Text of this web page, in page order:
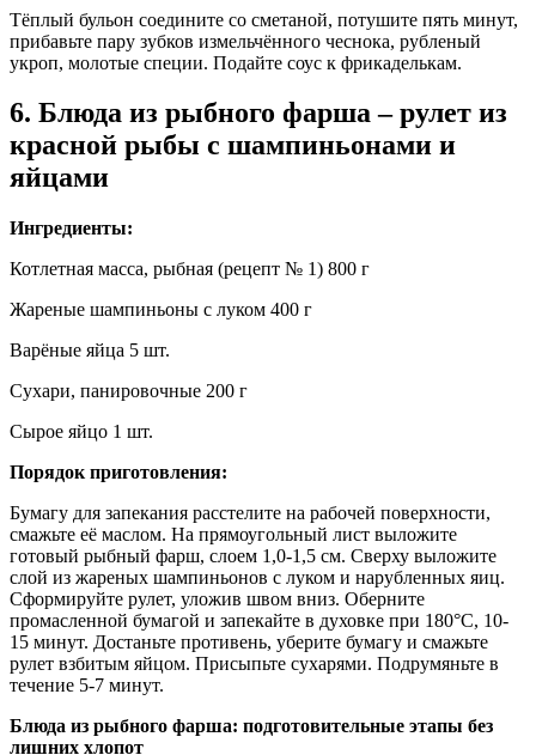
Тёплый бульон соедините со сметаной, потушите пять минут,
прибавьте пару зубков измельчённого чеснока, рубленый
укроп, молотые специи. Подайте соус к фрикаделькам.
6. Блюда из рыбного фарша – рулет из
красной рыбы с шампиньонами и
яйцами
Ингредиенты:
Котлетная масса, рыбная (рецепт № 1) 800 г
Жареные шампиньоны с луком 400 г
Варёные яйца 5 шт.
Сухари, панировочные 200 г
Сырое яйцо 1 шт.
Порядок приготовления:
Бумагу для запекания расстелите на рабочей поверхности,
смажьте её маслом. На прямоугольный лист выложите
готовый рыбный фарш, слоем 1,0-1,5 см. Сверху выложите
слой из жареных шампиньонов с луком и нарубленных яиц.
Сформируйте рулет, уложив швом вниз. Оберните
промасленной бумагой и запекайте в духовке при 180°С, 10-
15 минут. Достаньте противень, уберите бумагу и смажьте
рулет взбитым яйцом. Присыпьте сухарями. Подрумяньте в
течение 5-7 минут.
Блюда из рыбного фарша: подготовительные этапы без
лишних хлопот